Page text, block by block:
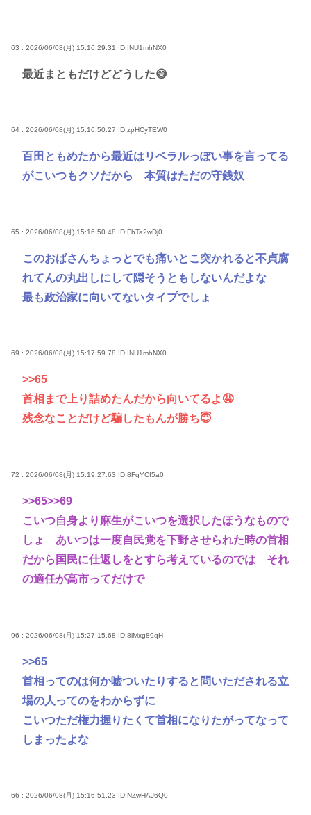
63 : 2026/06/08(月) 15:16:29.31 ID:INU1mhNX0
最近まともだけどどうした😅
64 : 2026/06/08(月) 15:16:50.27 ID:zpHCyTEW0
百田ともめたから最近はリベラルっぽい事を言ってる
がこいつもクソだから 本質はただの守銭奴
65 : 2026/06/08(月) 15:16:50.48 ID:FbTa2wDj0
このおばさんちょっとでも痛いとこ突かれると不貞腐
れてんの丸出しにして隠そうともしないんだよな
最も政治家に向いてないタイプでしょ
69 : 2026/06/08(月) 15:17:59.78 ID:INU1mhNX0
>>65
首相まで上り詰めたんだから向いてるよ🤤
残念なことだけど騙したもんが勝ち😇
72 : 2026/06/08(月) 15:19:27.63 ID:8FqYCf5a0
>>65>>69
こいつ自身より麻生がこいつを選択したほうなもので
しょ あいつは一度自民党を下野させられた時の首相
だから国民に仕返しをとすら考えているのでは それ
の適任が高市ってだけで
96 : 2026/06/08(月) 15:27:15.68 ID:8iMxg89qH
>>65
首相ってのは何か嘘ついたりすると問いただされる立
場の人ってのをわからずに
こいつただ権力握りたくて首相になりたがってなって
しまったよな
66 : 2026/06/08(月) 15:16:51.23 ID:NZwHAJ6Q0